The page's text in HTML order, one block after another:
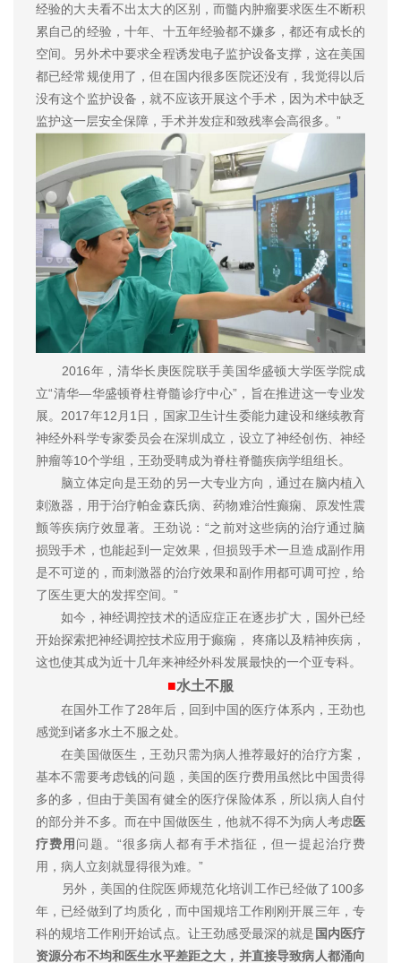
经验的大夫看不出太大的区别，而髓内肿瘤要求医生不断积
累自己的经验，十年、十五年经验都不嫌多，都还有成长的
空间。另外术中要求全程诱发电子监护设备支撑，这在美国
都已经常规使用了，但在国内很多医院还没有，我觉得以后
没有这个监护设备，就不应该开展这个手术，因为术中缺乏
监护这一层安全保障，手术并发症和致残率会高很多。”
2016年，清华长庚医院联手美国华盛顿大学医学院成
立“清华—华盛顿脊柱脊髓诊疗中心”，旨在推进这一专业发
展。2017年12月1日，国家卫生计生委能力建设和继续教育
神经外科学专家委员会在深圳成立，设立了神经创伤、神经
肿瘤等10个学组，王劲受聘成为脊柱脊髓疾病学组组长。
脑立体定向是王劲的另一大专业方向，通过在脑内植入
刺激器，用于治疗帕金森氏病、药物难治性癫痫、原发性震
颤等疾病疗效显著。王劲说：“之前对这些病的治疗通过脑
损毁手术，也能起到一定效果，但损毁手术一旦造成副作用
是不可逆的，而刺激器的治疗效果和副作用都可调可控，给
了医生更大的发挥空间。”
如今，神经调控技术的适应症正在逐步扩大，国外已经
开始探索把神经调控技术应用于癫痫， 疼痛以及精神疾病，
这也使其成为近十几年来神经外科发展最快的一个亚专科。
■水土不服
在国外工作了28年后，回到中国的医疗体系内，王劲也
感觉到诸多水土不服之处。
在美国做医生，王劲只需为病人推荐最好的治疗方案，
基本不需要考虑钱的问题，美国的医疗费用虽然比中国贵得
多的多，但由于美国有健全的医疗保险体系，所以病人自付
的部分并不多。而在中国做医生，他就不得不为病人考虑医
疗费用 问题。“很多病人都有手术指征，但一提起治疗费
用，病人立刻就显得很为难。”
另外，美国的住院医师规范化培训工作已经做了100多
年，已经做到了均质化，而中国规培工作刚刚开展三年，专
科的规培工作刚开始试点。让王劲感受最深的就是 国内医疗
资源分布不均和医生水平差距之大，并直接导致病人都涌向